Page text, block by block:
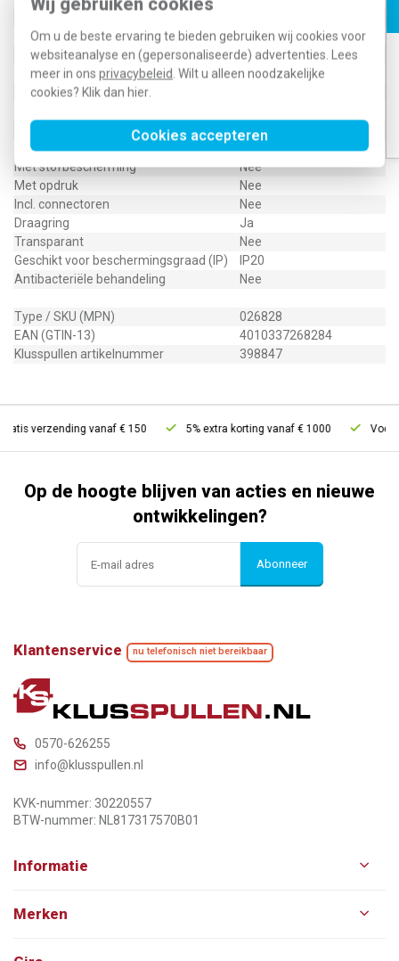
Om u de beste ervaring te bieden gebruiken wij cookies voor
websiteanalyse en (gepersonaliseerde) advertenties. Lees
meer in ons privacybeleid. Wilt u alleen noodzakelijke
cookies? Klik dan hier.
Cookies accepteren
Materiaalkwaliteit
Opdrukveld
Zonder label
Materiaal
Kunststof
Bevestigingswijze
Bevestiging met schroef
Bussen afgeschermd
Met verlichting
Nee
Kroonsteen
Nee
Met stofbescherming
Nee
Met opdruk
Nee
Incl. connectoren
Nee
Draagring
Ja
Transparant
Nee
Geschikt voor beschermingsgraad (IP)
IP20
Antibacteriële behandeling
Nee
Type / SKU (MPN)
026828
EAN (GTIN-13)
4010337268284
Klusspullen artikelnummer
398847
verzending vanaf € 150 5% extra korting vanaf € 1000 Voor
Op de hoogte blijven van acties en nieuwe
ontwikkelingen?
Abonneer
Klantenservice nu telefonisch niet bereikbaar
0570-626255
info@klusspullen.nl
KVK-nummer: 30220557
BTW-nummer: NL817317570B01
Informatie
Merken